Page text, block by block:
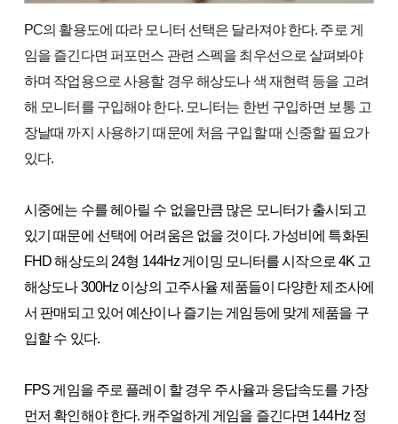
PC의 활용도에 따라 모니터 선택은 달라져야 한다. 주로 게
임을 즐긴다면 퍼포먼스 관련 스펙을 최우선으로 살펴봐야
하며 작업용으로 사용할 경우 해상도나 색 재현력 등을 고려
해 모니터를 구입해야 한다. 모니터는 한번 구입하면 보통 고
장날때 까지 사용하기 때문에 처음 구입할 때 신중할 필요가
있다.
시중에는 수를 헤아릴 수 없을만큼 많은 모니터가 출시되고
있기 때문에 선택에 어려움은 없을 것이다. 가성비에 특화된
FHD 해상도의 24형 144Hz 게이밍 모니터를 시작으로 4K 고
해상도나 300Hz 이상의 고주사율 제품들이 다양한 제조사에
서 판매되고 있어 예산이나 즐기는 게임등에 맞게 제품을 구
입할 수 있다.
FPS 게임을 주로 플레이 할 경우 주사율과 응답속도를 가장
먼저 확인해야 한다. 캐주얼하게 게임을 즐긴다면 144Hz 정